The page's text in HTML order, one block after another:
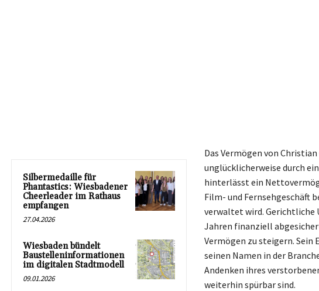
Silbermedaille für
Phantastics: Wiesbadener
Cheerleader im Rathaus
empfangen
27.04.2026
Wiesbaden bündelt
Baustelleninformationen
im digitalen Stadtmodell
09.01.2026
Das Vermögen von
unglücklicherweise durch
hinterlässt ein
Film- und Fernsehgeschäft
verwaltet wird. Gerichtliche
Jahren finanziell
Vermögen zu steigern.
seinen Namen in der
Andenken ihres
weiterhin spürbar sind.